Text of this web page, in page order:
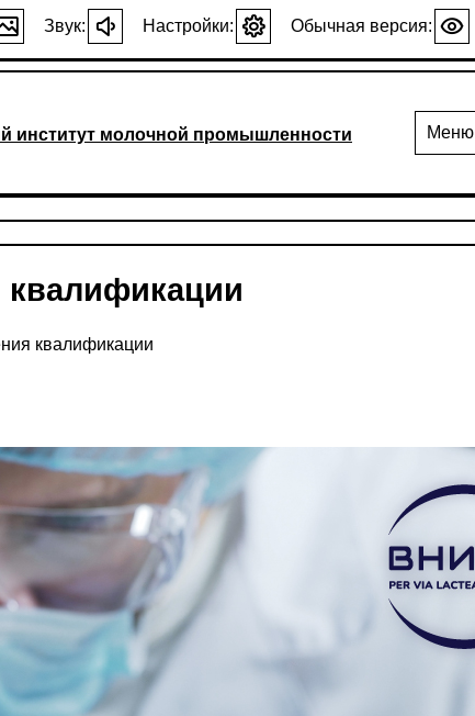
Звук: Настройки: Обычная версия:
институт молочной промышленности Меню
квалификации